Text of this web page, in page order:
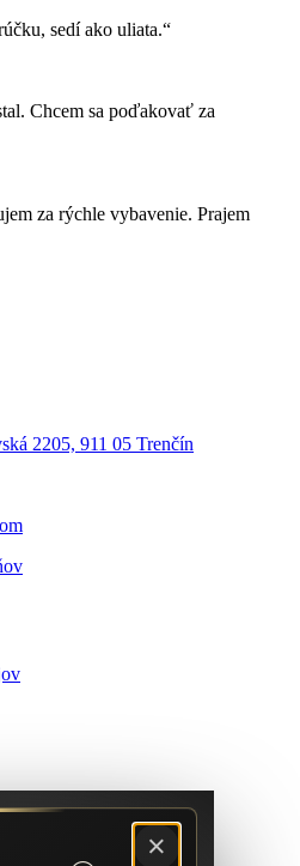
sedí ako uliata.“
Chcem sa poďakovať za
za rýchle vybavenie. Prajem
2205, 911 05 Trenčín
×